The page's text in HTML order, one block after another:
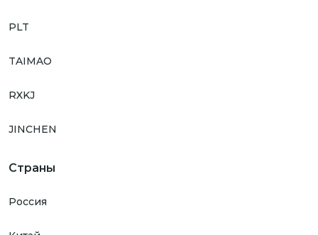
PLT
TAIMAO
RXKJ
JINCHEN
Страны
Россия